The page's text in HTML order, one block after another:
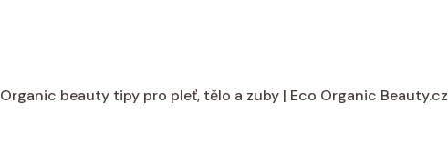
Organic beauty tipy pro pleť, tělo a zuby | Eco Organic Beauty.cz